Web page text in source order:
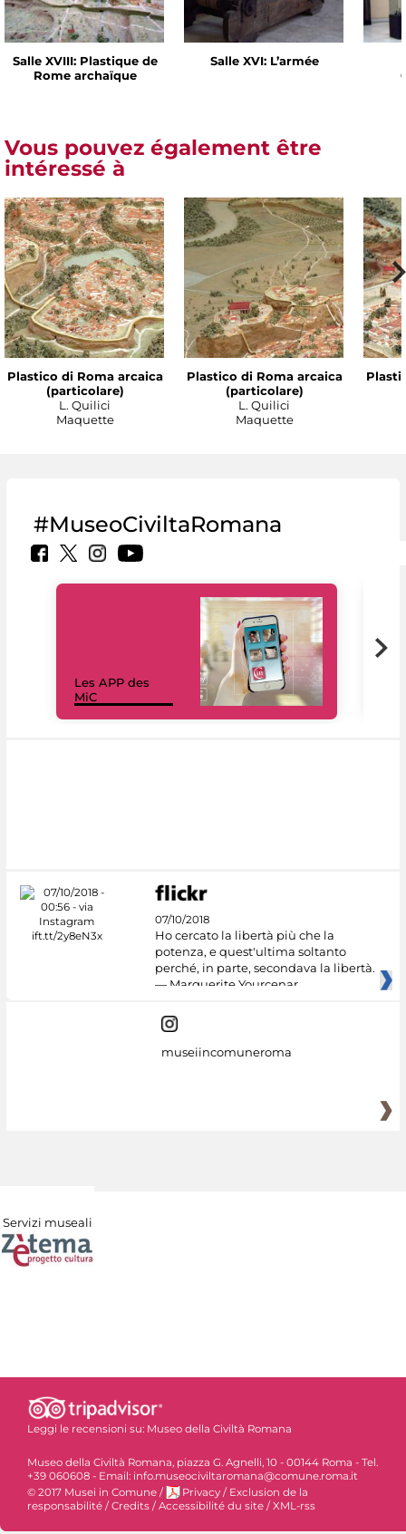
Salle XVIII: Plastique de
Rome archaïque
Salle XVI: L’armée
Vous pouvez également être
intéressé à
Plastico di Roma arcaica
(particolare)
L. Quilici
Maquette
Plastico di Roma arcaica
(particolare)
L. Quilici
Maquette
#MuseoCiviltaRomana
Les APP des
MiC
07/10/2018
Ho cercato la libertà più che la
potenza, e quest'ultima soltanto
perché, in parte, secondava la libertà.
— Marguerite Yourcenar
museiincomuneroma
Servizi museali
Leggi le recensioni su: Museo della Civiltà Romana
Museo della Civiltà Romana, piazza G. Agnelli, 10 - 00144 Roma - Tel.
+39 060608 - Email: info.museociviltaromana@comune.roma.it
© 2017 Musei in Comune / Privacy / Exclusion de la
responsabilité / Credits / Accessibilité du site / XML-rss